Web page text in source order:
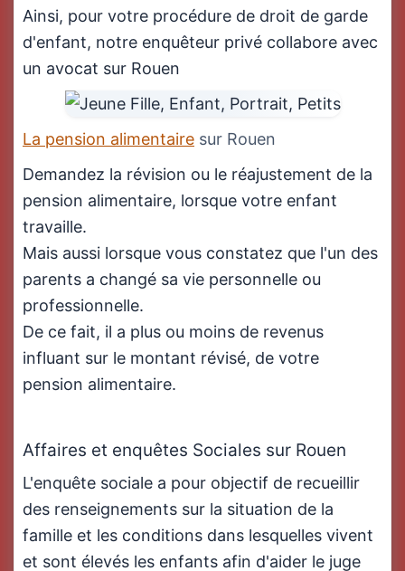
Ainsi, pour votre procédure de droit de garde
d'enfant, notre enquêteur privé collabore avec
un avocat sur Rouen
La pension alimentaire sur Rouen
Demandez la révision ou le réajustement de la
pension alimentaire, lorsque votre enfant
travaille.
Mais aussi lorsque vous constatez que l'un des
parents a changé sa vie personnelle ou
professionnelle.
De ce fait, il a plus ou moins de revenus
influant sur le montant révisé, de votre
pension alimentaire.
Affaires et enquêtes Sociales sur Rouen
L'enquête sociale a pour objectif de recueillir
des renseignements sur la situation de la
famille et les conditions dans lesquelles vivent
et sont élevés les enfants afin d'aider le juge